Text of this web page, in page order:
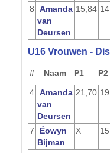
8
Amanda
van
Deursen
15,84
U16 Vrouwen -
# Naam P1 P2
4 Amanda
van
Deursen
21,70
7
Éowyn
Bijman
X